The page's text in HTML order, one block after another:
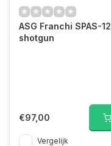
ASG Franchi SPAS-12
shotgun
€97,00
Vergelijk